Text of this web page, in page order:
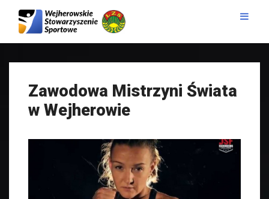
Zawodowa Mistrzyni Świata
w Wejherowie